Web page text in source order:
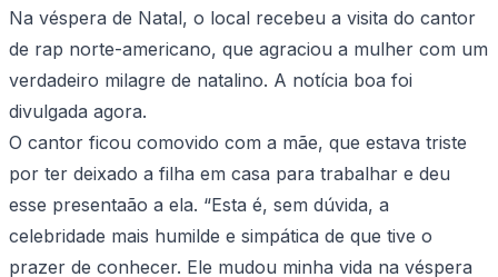
Na véspera de Natal, o local recebeu a visita do cantor
de rap norte-americano, que agraciou a mulher com um
verdadeiro milagre de natalino. A notícia boa foi
divulgada agora.
O cantor ficou comovido com a mãe, que estava triste
por ter deixado a filha em casa para trabalhar e deu
esse presentaão a ela. “Esta é, sem dúvida, a
celebridade mais humilde e simpática de que tive o
prazer de conhecer. Ele mudou minha vida na véspera